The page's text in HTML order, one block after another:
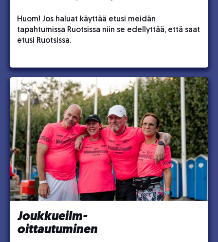
Huom! Jos haluat käyttää etusi meidän
tapahtumissa Ruotsissa niin se edellyttää, että saat
etusi Ruotsissa.
Joukkueilm-
oittautuminen